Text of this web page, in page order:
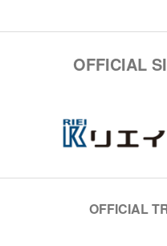
OFFICIAL
OFFICIAL